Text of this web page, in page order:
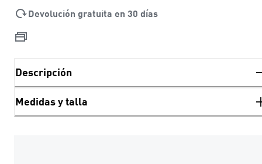
Devolución gratuita en 30 días
Descripción
Medidas y talla